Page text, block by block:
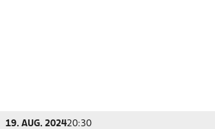
19. AUG. 202420:30